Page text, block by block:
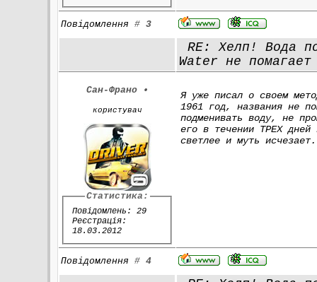
Повідомлення#3
RE: Хелп! Вода
Water не помагает
Сан-Франо •
користувач
Статистика:
Повідомлень: 29
Реєстрація:
18.03.2012
Я уже писал о своем
1961 год, названия не
подменивать воду, не
его в течении ТРЕХ дней
светлее и муть
Повідомлення#4